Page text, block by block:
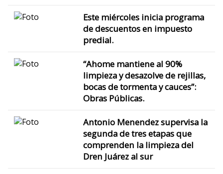
Este miércoles inicia programa
de descuentos en impuesto
predial.
“Ahome mantiene al 90%
limpieza y desazolve de rejillas,
bocas de tormenta y cauces”:
Obras Públicas.
Antonio Menendez supervisa la
segunda de tres etapas que
comprenden la limpieza del
Dren Juárez al sur